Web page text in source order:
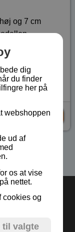
og 7 cm
KØB
kr - 300 kr
dag fredag.
dig
du finder
her på
webshoppen
ud af
os at vise
nettet.
cookies og
til valgte